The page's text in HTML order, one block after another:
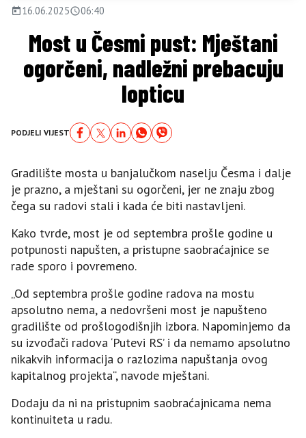
16.06.2025 06:40
Most u Česmi pust: Mještani
ogorčeni, nadležni prebacuju
lopticu
PODJELI VIJEST
Gradilište mosta u banjalučkom naselju Česma i dalje
je prazno, a mještani su ogorčeni, jer ne znaju zbog
čega su radovi stali i kada će biti nastavljeni.
Kako tvrde, most je od septembra prošle godine u
potpunosti napušten, a pristupne saobraćajnice se
rade sporo i povremeno.
„Od septembra prošle godine radova na mostu
apsolutno nema, a nedovršeni most je napušteno
gradilište od prošlogodišnjih izbora. Napominjemo da
su izvođači radova ‘Putevi RS’ i da nemamo apsolutno
nikakvih informacija o razlozima napuštanja ovog
kapitalnog projekta“, navode mještani.
Dodaju da ni na pristupnim saobraćajnicama nema
kontinuiteta u radu.